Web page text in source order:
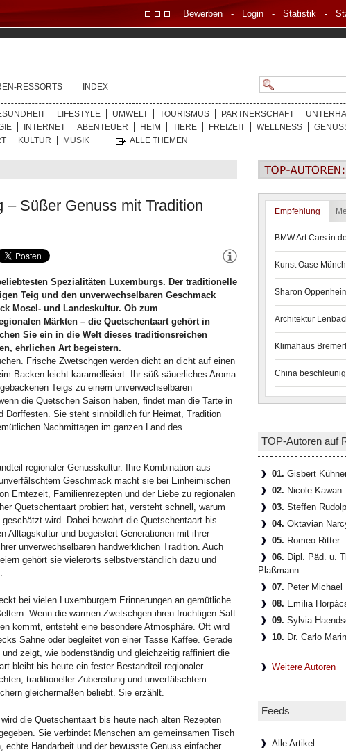
Bewerben- Login- Statistik-
RESSORTS INDEX
LIFESTYLE UMWELT TOURISMUS PARTNERSCHAFT
INTERNET ABENTEUER HEIM TIERE FREIZEIT WELLNESS
KULTUR MUSIK ALLE THEMEN
– Süßer Genuss mit Tradition
Spezialitäten Luxemburgs. Der traditionelle
Teig und den unverwechselbaren Geschmack
Mosel- und Landeskultur. Ob zum
Märkten – die Quetschentaart gehört in
Sie ein in die Welt dieses traditionsreichen
ehrlichen Art begeistern.
Frische Zwetschgen werden dicht an dicht auf einen
Backen leicht karamellisiert. Ihr süß-säuerliches Aroma
Teigs zu einem unverwechselbaren
die Quetschen Saison haben, findet man die Tarte in
Dorffesten. Sie steht sinnbildlich für Heimat, Tradition
Nachmittagen im ganzen Land des
regionaler Genusskultur. Ihre Kombination aus
Geschmack macht sie bei Einheimischen
Erntezeit, Familienrezepten und der Liebe zu regionalen
Quetschentaart probiert hat, versteht schnell, warum
wird. Dabei bewahrt die Quetschentaart bis
Alltagskultur und begeistert Generationen mit ihrer
unverwechselbaren handwerklichen Tradition. Auch
gehört sie vielerorts selbstverständlich dazu und
bei vielen Luxemburgern Erinnerungen an gemütliche
Wenn die warmen Zwetschgen ihren fruchtigen Saft
kommt, entsteht eine besondere Atmosphäre. Oft wird
Sahne oder begleitet von einer Tasse Kaffee. Gerade
zeigt, wie bodenständig und gleichzeitig raffiniert die
bleibt bis heute ein fester Bestandteil regionaler
traditioneller Zubereitung und unverfälschtem
gleichermaßen beliebt. Sie erzählt.
die Quetschentaart bis heute nach alten Rezepten
Sie verbindet Menschen am gemeinsamen Tisch
Handarbeit und der bewusste Genuss einfacher
Empfehlung
BMW Art Cars in
Kunst Oase
Sharon
Architektur
Klimahaus
China
TOP-Autoren auf
01. Gisbert
02. Nicole Kawan
03. Steffen
04. Oktavian
05. Romeo Ritter
06. Dipl. Päd. u.
Plaßmann
07. Peter Michael
08. Emília
09. Sylvia
10. Dr. Carlo
Weitere Autoren
Feeds
Alle Artikel